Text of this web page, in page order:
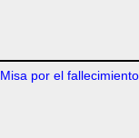
por el